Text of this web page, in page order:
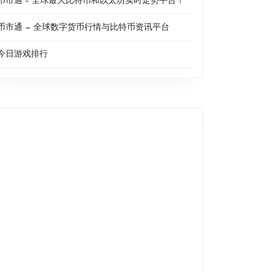
市通 — 全球数字货币行情与比特币资讯平台
日游戏排行